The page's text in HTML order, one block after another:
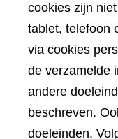
cookies zijn
tablet, telefoon
via cookies
de verzamelde
andere
beschreven.
doeleinden.